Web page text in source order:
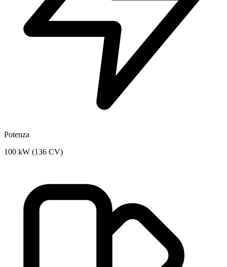
Potenza
100 kW (136 CV)